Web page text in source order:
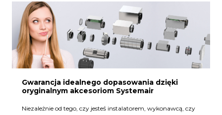
Gwarancja idealnego dopasowania dzięki
oryginalnym akcesoriom Systemair
Niezależnie od tego, czy jesteś instalatorem, wykonawcą, czy